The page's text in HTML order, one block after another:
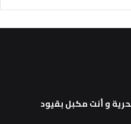
و أنت مكبل بقيود